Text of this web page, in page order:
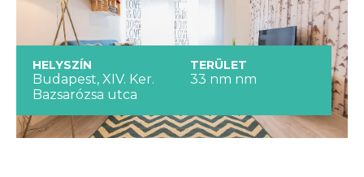
HELYSZÍN
Budapest, XIV. Ker.
Bazsarózsa utca
TERÜLET
33 nm nm